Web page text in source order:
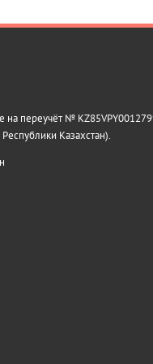
на переучёт №
Казахстан).